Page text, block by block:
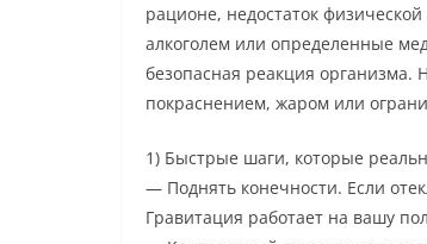
рационе, недостаток
алкоголем или определенные
безопасная реакция организма.
покраснением, жаром или
1) Быстрые шаги, которые
— Поднять конечности. Если
Гравитация работает на вашу